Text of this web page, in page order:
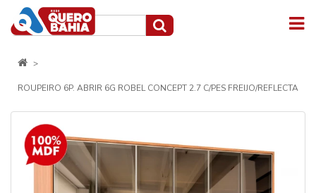
ROUPEIRO 6P. ABRIR 6G ROBEL CONCEPT 2.7 C/PES FREIJO/REFLECTA